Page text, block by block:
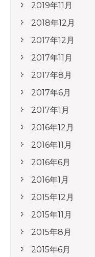
2019年11月
2018年12月
2017年12月
2017年11月
2017年8月
2017年6月
2017年1月
2016年12月
2016年11月
2016年6月
2016年1月
2015年12月
2015年11月
2015年8月
2015年6月